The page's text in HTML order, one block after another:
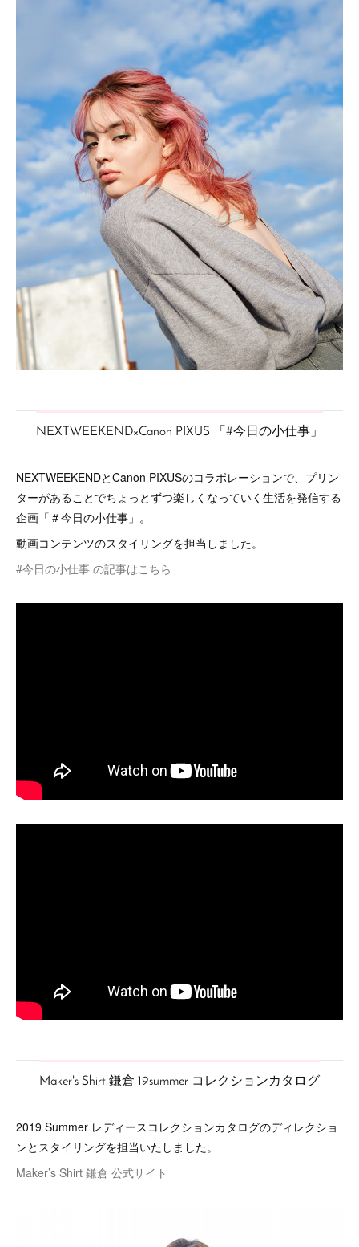
NEXTWEEKEND×Canon PIXUS 「#今日の小仕事」
NEXTWEEKENDとCanon PIXUSのコラボレーションで、プリン
ターがあることでちょっとずつ楽しくなっていく生活を発信する
企画「＃今日の小仕事」。
動画コンテンツのスタイリングを担当しました。
#今日の小仕事 の記事はこちら
Maker's Shirt 鎌倉 19summer コレクションカタログ
2019 Summer レディースコレクションカタログのディレクショ
ンとスタイリングを担当いたしました。
Maker’s Shirt 鎌倉 公式サイト